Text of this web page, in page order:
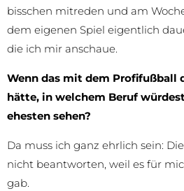
bisschen mitreden und am
dem eigenen Spiel eigentlich
die ich mir anschaue.
Wenn das mit dem Profifußball
hätte, in welchem Beruf
ehesten sehen?
Da muss ich ganz ehrlich sein:
nicht beantworten, weil es für
gab.